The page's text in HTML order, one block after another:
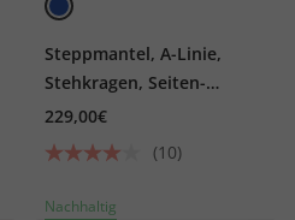
Steppmantel, A-Linie,
Stehkragen, Seiten-
Druckknöpfe
229,00€
(10)
Nachhaltig